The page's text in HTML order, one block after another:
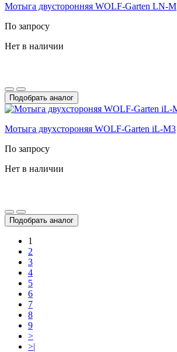
Мотыга двусторонняя WOLF-Garten LN-M
По запросу
Нет в наличии
Подобрать аналог
Мотыга двухстороняя WOLF-Garten iL-M3
По запросу
Нет в наличии
Подобрать аналог
1
2
3
4
5
6
7
8
9
>
>|